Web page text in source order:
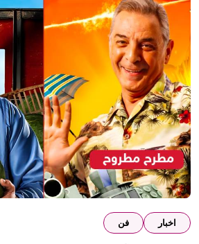
اخبار فن